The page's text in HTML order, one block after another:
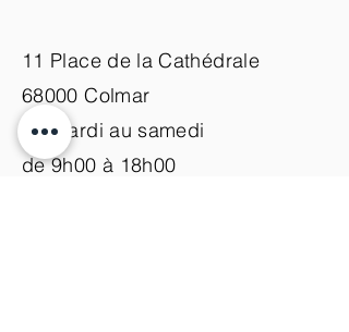
11 Place de la Cathédrale
68000 Colmar
du mardi au samedi
de 9h00 à 18h00